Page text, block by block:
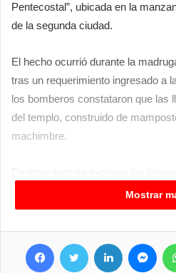
Pentecostal”, ubicada en la
de la segunda ciudad.
El hecho ocurrió durante la
tras un requerimiento ingresado a
los bomberos constataron que las
del templo, construido de
machimbre.
fuego hasta extinguirlo de manera
registren heridos.
Como consecuencia del siniestro,
distintos instrumentos y equipos
Mostrar